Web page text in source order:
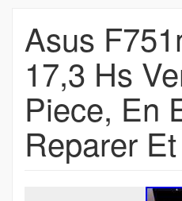
Asus
17,3 Hs
Piece, En
Reparer